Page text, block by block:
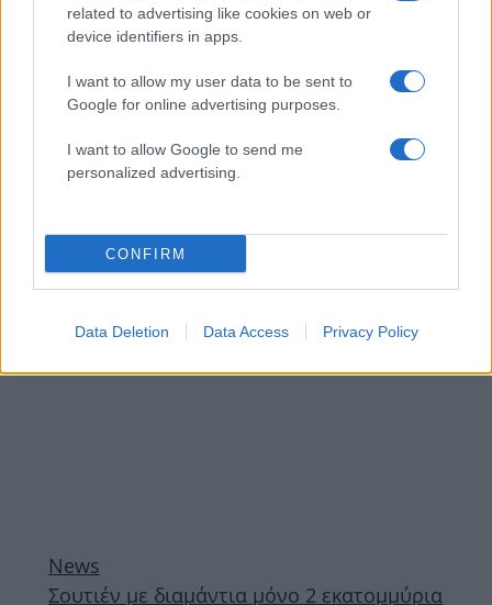
related to advertising like cookies on web or
device identifiers in apps.
I want to allow my user data to be sent to
Google for online advertising purposes.
I want to allow Google to send me
personalized advertising.
CONFIRM
Data Deletion Data Access Privacy Policy
Μεγάλος διαγωνισμός! Μία τυχερή
καθημερινά κερδίζει ένα Fa Cad’oro
σταυρό!
07.12.2010
Ο Kanye West έβαλε δόντια από…
ΔΙΑΦΗΜΙΣΗ
News
Σουτιέν με διαμάντια μόνο 2 εκατομμύρια